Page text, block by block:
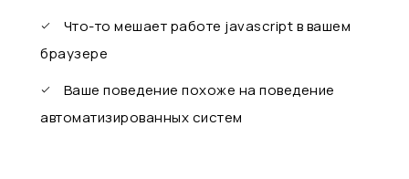
Что-то мешает работе javascript в вашем
браузере
Ваше поведение похоже на поведение
автоматизированных систем